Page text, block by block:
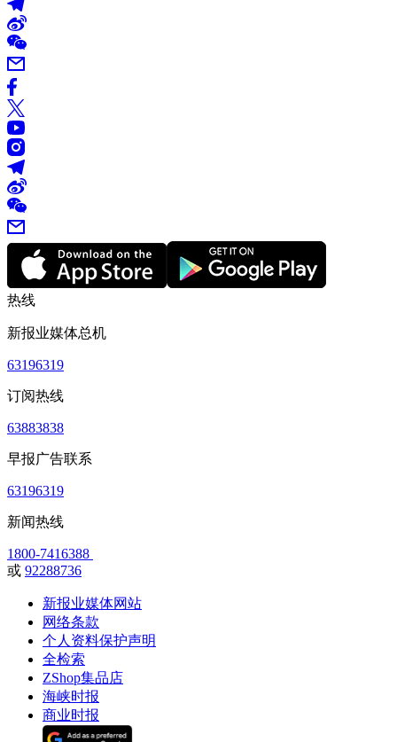
热线
新报业媒体总机
63196319
订阅热线
63883838
早报广告联系
63196319
新闻热线
1800-7416388
或 92288736
新报业媒体网站
网络条款
个人资料保护声明
全检索
ZShop集品店
海峡时报
商业时报